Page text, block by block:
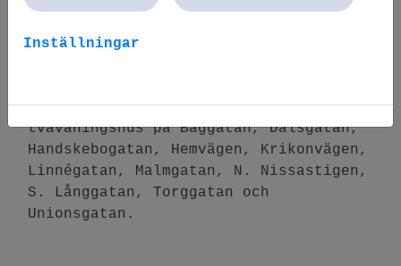
trä- och möbelindustrin.
Det är ca 19 km till centralorten
Bofast har markplanslägenheter och
tvåvåningshus på Båggatan, Dalsgatan,
Handskebogatan, Hemvägen, Krikonvägen,
Linnégatan, Malmgatan, N. Nissastigen,
S. Långgatan, Torggatan och
Unionsgatan.
Inställningar